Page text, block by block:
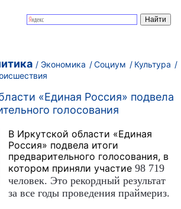
Экономика Социум
Культура
«Единая Россия» подвела
голосования
В Иркутской области «Единая
Россия» подвела итоги
предварительного голосования, в
котором приняли участие 98 719
человек. Это рекордный результат
за все годы проведения праймериз.